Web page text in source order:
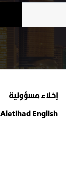
إخلاء مسؤولية
Aletihad English